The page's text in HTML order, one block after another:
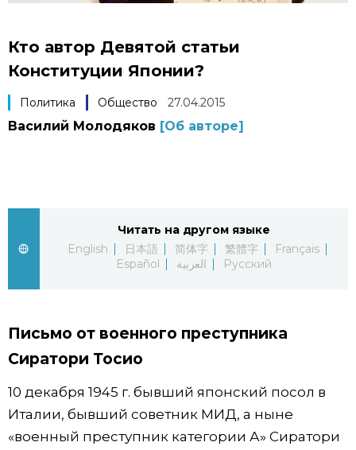
Путеводитель по Японии
Люди
Блог
Политика
Общество
Популярные статьи
Японский язык
Японский калейдоскоп
Еда и напитки
Кто автор Девятой статьи
Конституции Японии?
Политика Общество 27.04.2015
Василий Молодяков [Об авторе]
Читать на другом языке
English
日本語 简体字 繁體字
Français
Español
العربية Русский
Письмо от военного преступника
Сиратори Тосио
10 декабря 1945 г. бывший японский посол в
Италии, бывший советник МИД, а ныне
«военный преступник категории А» Сиратори